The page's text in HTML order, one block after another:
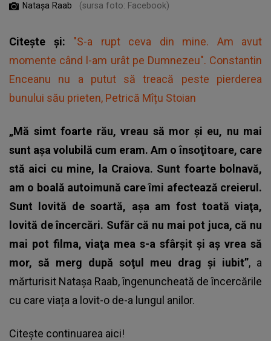
Natașa Raab (sursa foto: Facebook)
Citește și: "S-a rupt ceva din mine. Am avut
momente când l-am urât pe Dumnezeu". Constantin
Enceanu nu a putut să treacă peste pierderea
bunului său prieten, Petrică Mîțu Stoian
„Mă simt foarte rău, vreau să mor şi eu, nu mai
sunt aşa volubilă cum eram. Am o însoţitoare, care
stă aici cu mine, la Craiova. Sunt foarte bolnavă,
am o boală autoimună care îmi afectează creierul.
Sunt lovită de soartă, aşa am fost toată viaţa,
lovită de încercări. Sufăr că nu mai pot juca, că nu
mai pot filma, viaţa mea s-a sfârşit şi aş vrea să
mor, să merg după soţul meu drag şi iubit”, a
mărturisit Natașa Raab, îngenuncheată de încercările
cu care viața a lovit-o de-a lungul anilor.
Citește continuarea aici!